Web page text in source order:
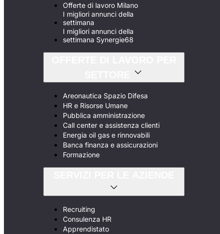
Offerte di lavoro Milano
I migliori annunci della
settimana
I migliori annunci della
settimana Synergie68
Areonautica Spazio Difesa
HR e Risorse Umane
Pubblica amministrazione
Call center e assistenza clienti
Energia oil gas e rinnovabili
Banca finanza e assicurazioni
Formazione
Recruiting
Consulenza HR
Apprendistato